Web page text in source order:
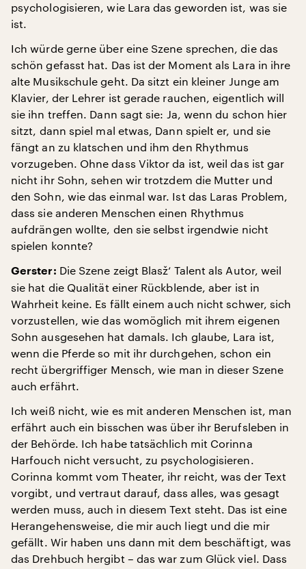
psychologisieren, wie Lara das geworden ist, was sie
ist.
Ich würde gerne über eine Szene sprechen, die das
schön gefasst hat. Das ist der Moment als Lara in ihre
alte Musikschule geht. Da sitzt ein kleiner Junge am
Klavier, der Lehrer ist gerade rauchen, eigentlich will
sie ihn treffen. Dann sagt sie: Ja, wenn du schon hier
sitzt, dann spiel mal etwas, Dann spielt er, und sie
fängt an zu klatschen und ihm den Rhythmus
vorzugeben. Ohne dass Viktor da ist, weil das ist gar
nicht ihr Sohn, sehen wir trotzdem die Mutter und
den Sohn, wie das einmal war. Ist das Laras Problem,
dass sie anderen Menschen einen Rhythmus
aufdrängen wollte, den sie selbst irgendwie nicht
spielen konnte?
Gerster: Die Szene zeigt Blasž‘ Talent als Autor, weil
sie hat die Qualität einer Rückblende, aber ist in
Wahrheit keine. Es fällt einem auch nicht schwer, sich
vorzustellen, wie das womöglich mit ihrem eigenen
Sohn ausgesehen hat damals. Ich glaube, Lara ist,
wenn die Pferde so mit ihr durchgehen, schon ein
recht übergriffiger Mensch, wie man in dieser Szene
auch erfährt.
Ich weiß nicht, wie es mit anderen Menschen ist, man
erfährt auch ein bisschen was über ihr Berufsleben in
der Behörde. Ich habe tatsächlich mit Corinna
Harfouch nicht versucht, zu psychologisieren.
Corinna kommt vom Theater, ihr reicht, was der Text
vorgibt, und vertraut darauf, dass alles, was gesagt
werden muss, auch in diesem Text steht. Das ist eine
Herangehensweise, die mir auch liegt und die mir
gefällt. Wir haben uns dann mit dem beschäftigt, was
das Drehbuch hergibt – das war zum Glück viel. Dass